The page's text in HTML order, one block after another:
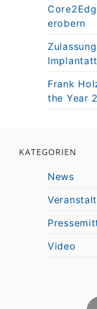
erobern
Frank
the Year
KATEGORIEN
News
Video